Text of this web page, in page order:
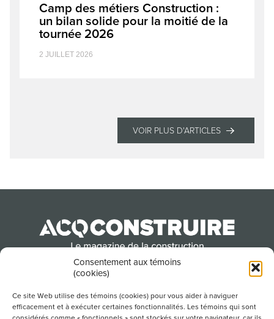
Consentement aux témoins
(cookies)
Ce site Web utilise des témoins (cookies) pour vous aider à naviguer
efficacement et à exécuter certaines fonctionnalités. Les témoins qui sont
Camp des métiers Construction :
un bilan solide pour la moitié de la
tournée 2026
2 JUILLET 2026
VOIR PLUS D'ARTICLES
Québec